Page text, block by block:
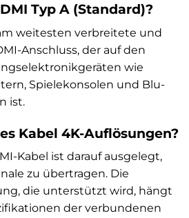
Typ A (Standard)?
weitesten verbreitete und
Anschluss, der auf den
wie
Spielekonsolen und Blu-
ist.
Kabel 4K-Auflösungen?
Kabel ist darauf ausgelegt,
zu übertragen. Die
die unterstützt wird, hängt
der verbundenen